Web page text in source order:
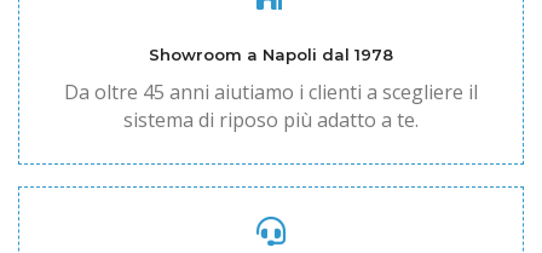
Showroom a Napoli dal 1978
Da oltre 45 anni aiutiamo i clienti a scegliere il
sistema di riposo più adatto a te.